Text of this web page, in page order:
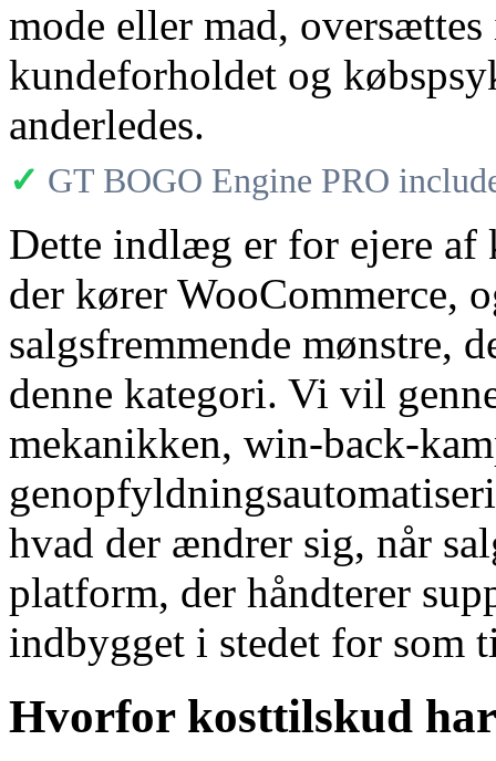
mode eller mad,
kundeforholdet og
anderledes.
✓ GT BOGO Engine PRO
Dette indlæg er for ejere af
der kører WooCommerce,
salgsfremmende mønstre,
denne kategori. Vi vil
mekanikken, win-back-
hvad der ændrer sig, når
platform, der håndterer
indbygget i stedet for som
Hvorfor kosttilskud